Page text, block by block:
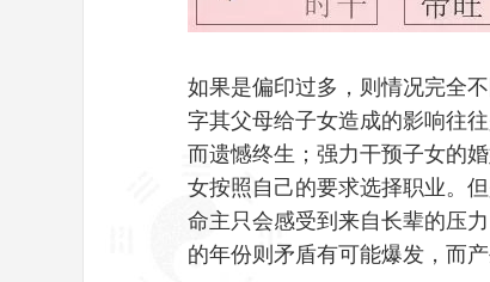
如果是偏印过多，则情况完全
字其父母给子女造成的影响往
而遗憾终生；强力干预子女的
女按照自己的要求选择职业。
命主只会感受到来自长辈的压
的年份则矛盾有可能爆发，而